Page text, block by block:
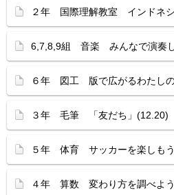
２年 国際理解教室 インドネ
6,7,8,9組 音楽 みんなで演奏
６年 図工 版で広がるわたし
３年 毛筆 「友だち」(12.20)
５年 体育 サッカーを楽しも
４年 算数 変わり方を調べよ